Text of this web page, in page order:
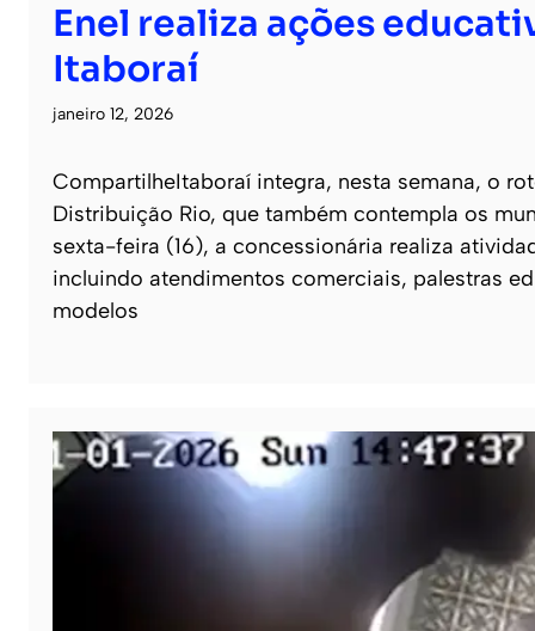
Enel realiza ações
Itaboraí
janeiro 12, 2026
CompartilheItaboraí integra, nesta semana, o
Distribuição Rio, que também contempla os
sexta-feira (16), a concessionária realiza
incluindo atendimentos comerciais, palestras
modelos